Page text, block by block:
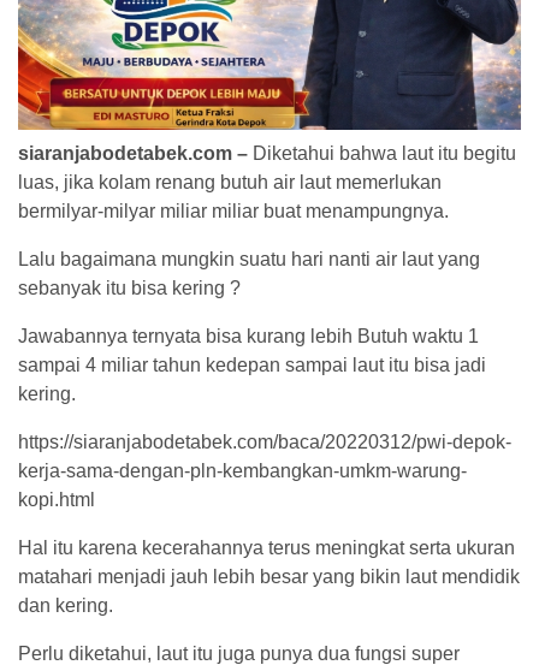
siaranjabodetabek.com – Diketahui bahwa laut itu begitu
luas, jika kolam renang butuh air laut memerlukan
bermilyar-milyar miliar miliar buat menampungnya.
Lalu bagaimana mungkin suatu hari nanti air laut yang
sebanyak itu bisa kering ?
Jawabannya ternyata bisa kurang lebih Butuh waktu 1
sampai 4 miliar tahun kedepan sampai laut itu bisa jadi
kering.
https://siaranjabodetabek.com/baca/20220312/pwi-depok-
kerja-sama-dengan-pln-kembangkan-umkm-warung-
kopi.html
Hal itu karena kecerahannya terus meningkat serta ukuran
matahari menjadi jauh lebih besar yang bikin laut mendidik
dan kering.
Perlu diketahui, laut itu juga punya dua fungsi super